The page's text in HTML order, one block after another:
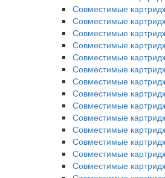
Совместимые
Совместимые
Совместимые
Совместимые
Совместимые
Совместимые
Совместимые
Совместимые
Совместимые
Совместимые
Совместимые
Совместимые
Совместимые
Совместимые